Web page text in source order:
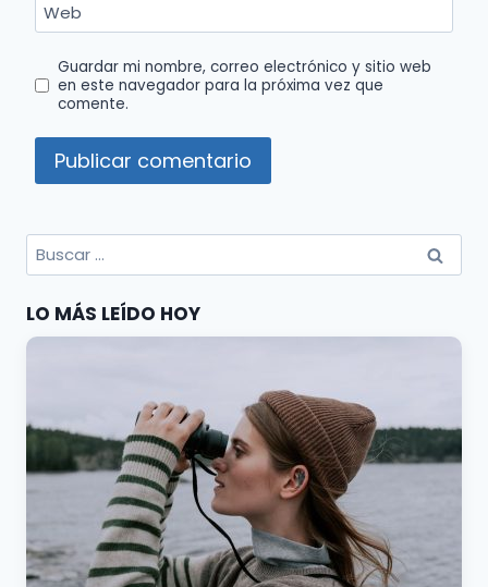
Web
Guardar mi nombre, correo electrónico y sitio web
en este navegador para la próxima vez que
comente.
Buscar
por:
LO MÁS LEÍDO HOY